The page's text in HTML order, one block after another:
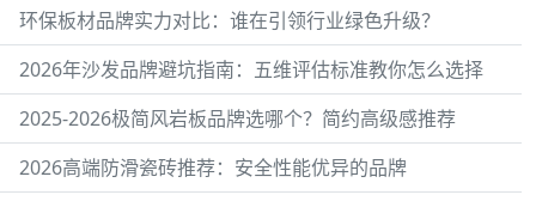
环保板材品牌实力对比：谁在引领行业绿色升级？
2026年沙发品牌避坑指南：五维评估标准教你怎么选择
2025-2026极简风岩板品牌选哪个？简约高级感推荐
2026高端防滑瓷砖推荐：安全性能优异的品牌